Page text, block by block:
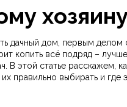
дачный дом, первым делом
копить всё подряд –
В этой статье расскажем,
правильно выбирать и где